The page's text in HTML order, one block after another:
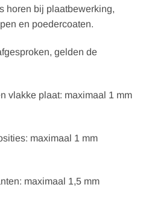
horen bij plaatbewerking,
en poedercoaten.
gelden de
vlakke plaat: maximaal 1 mm
maximaal 1 mm
maximaal 1,5 mm